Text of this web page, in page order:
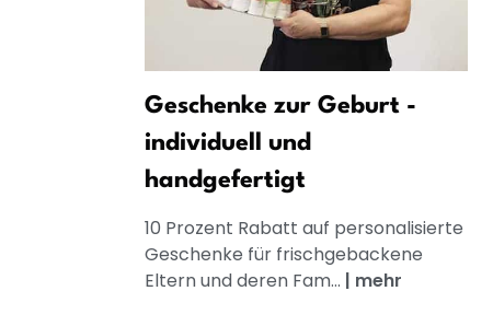
Geschenke zur Geburt -
individuell und
handgefertigt
10 Prozent Rabatt auf personalisierte
Geschenke für frischgebackene
Eltern und deren Fam... | mehr